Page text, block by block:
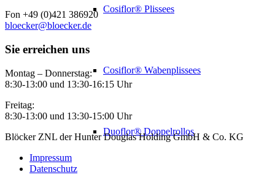
Cosiflor® Plissees
Cosiflor® Wabenplissees
Duoflor® Doppelrollos
Fon +49 (0)421 386920
bloecker@bloecker.de
Sie erreichen uns
Montag – Donnerstag:
8:30-13:00 und 13:30-16:15 Uhr
Freitag:
8:30-13:00 und 13:30-15:00 Uhr
Blöcker ZNL der Hunter Douglas Holding GmbH & Co. KG
Impressum
Datenschutz